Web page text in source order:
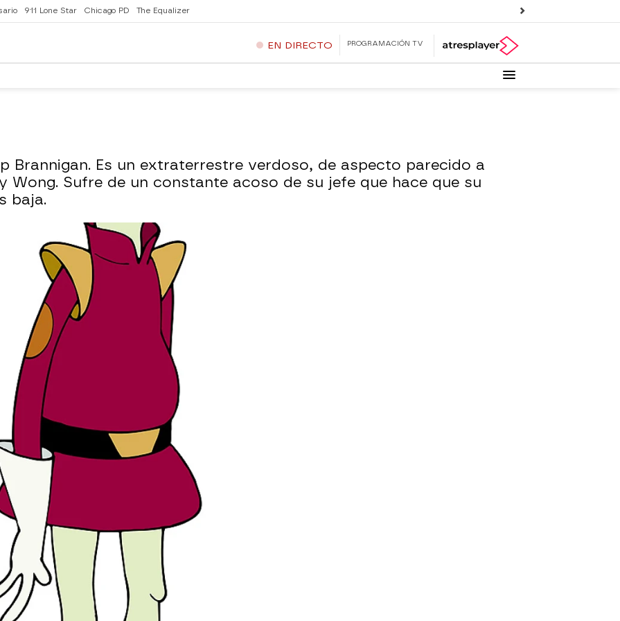
911 Lone Star Chicago PD The Equalizer
EN DIRECTO PROGRAMACIÓN TV
Brannigan. Es un extraterrestre verdoso, de aspecto parecido a
Wong. Sufre de un constante acoso de su jefe que hace que su
baja.